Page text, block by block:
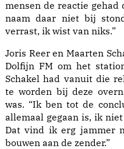
mensen de reactie
naam daar niet bij
verrast, ik wist van niks.”
Joris Reer en Maarten
Dolfijn FM om het
Schakel had vanuit die
te worden bij deze
was. “Ik ben tot de
allemaal gegaan is, ik
Dat vind ik erg jammer
bouwen aan de zender.”